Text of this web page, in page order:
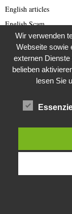
English articles
English Scam
Europa
Fake Barrister
Fastfood
Featured
Fernsehen
Film
Diese Website
Website stimmst du
Wir verwenden
Webseite sowie
externen
belieben
lesen Sie